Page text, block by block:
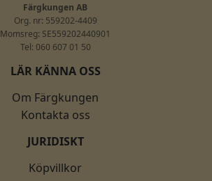
Färgkungen AB
Org. nr: 559202-4409
Momsreg: SE559202440901
Tel: 060 607 01 50
LÄR KÄNNA OSS
Om Färgkungen
Kontakta oss
JURIDISKT
Köpvillkor